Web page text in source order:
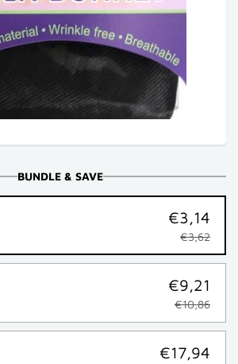
BUNDLE & SAVE
€3,14
€3,62
€9,21
€10,86
€17,94